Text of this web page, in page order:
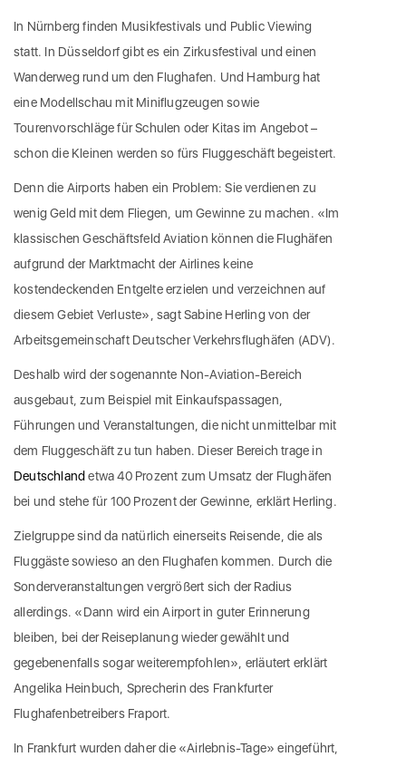
In Nürnberg finden Musikfestivals und Public Viewing
statt. In Düsseldorf gibt es ein Zirkusfestival und einen
Wanderweg rund um den Flughafen. Und Hamburg hat
eine Modellschau mit Miniflugzeugen sowie
Tourenvorschläge für Schulen oder Kitas im Angebot –
schon die Kleinen werden so fürs Fluggeschäft begeistert.
Denn die Airports haben ein Problem: Sie verdienen zu
wenig Geld mit dem Fliegen, um Gewinne zu machen. «Im
klassischen Geschäftsfeld Aviation können die Flughäfen
aufgrund der Marktmacht der Airlines keine
kostendeckenden Entgelte erzielen und verzeichnen auf
diesem Gebiet Verluste», sagt Sabine Herling von der
Arbeitsgemeinschaft Deutscher Verkehrsflughäfen (ADV).
Deshalb wird der sogenannte Non-Aviation-Bereich
ausgebaut, zum Beispiel mit Einkaufspassagen,
Führungen und Veranstaltungen, die nicht unmittelbar mit
dem Fluggeschäft zu tun haben. Dieser Bereich trage in
Deutschland etwa 40 Prozent zum Umsatz der Flughäfen
bei und stehe für 100 Prozent der Gewinne, erklärt Herling.
Zielgruppe sind da natürlich einerseits Reisende, die als
Fluggäste sowieso an den Flughafen kommen. Durch die
Sonderveranstaltungen vergrößert sich der Radius
allerdings. «Dann wird ein Airport in guter Erinnerung
bleiben, bei der Reiseplanung wieder gewählt und
gegebenenfalls sogar weiterempfohlen», erläutert erklärt
Angelika Heinbuch, Sprecherin des Frankfurter
Flughafenbetreibers Fraport.
In Frankfurt wurden daher die «Airlebnis-Tage» eingeführt,